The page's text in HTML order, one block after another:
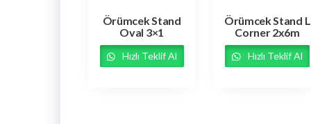
Örümcek Stand
Oval 3×1
Hızlı Teklif Al
Örümcek Stand L
Corner 2x6m
Hızlı Teklif Al